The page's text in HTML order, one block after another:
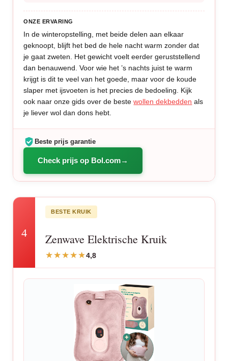
ONZE ERVARING
In de winteropstelling, met beide delen aan elkaar
geknoopt, blijft het bed de hele nacht warm zonder dat
je gaat zweten. Het gewicht voelt eerder geruststellend
dan benauwend. Voor wie het ’s nachts juist te warm
krijgt is dit te veel van het goede, maar voor de koude
slaper met ijsvoeten is het precies de bedoeling. Kijk
ook naar onze gids over de bestewollen dekbedden als
je liever wol dan dons hebt.
Beste prijs garantie
Check prijs op Bol.com
4
BESTE KRUIK
Zenwave Elektrische Kruik
4,8